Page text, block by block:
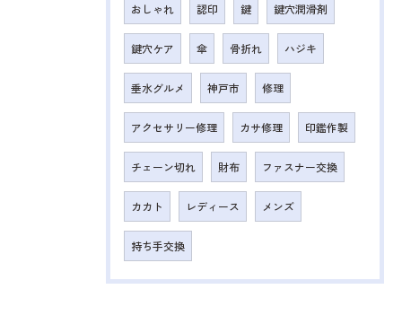
おしゃれ 認印 鍵 鍵穴潤滑剤
鍵穴ケア 傘 骨折れ ハジキ
垂水グルメ 神戸市 修理
アクセサリー修理 カサ修理 印鑑作製
チェーン切れ 財布 ファスナー交換
カカト レディース メンズ
持ち手交換